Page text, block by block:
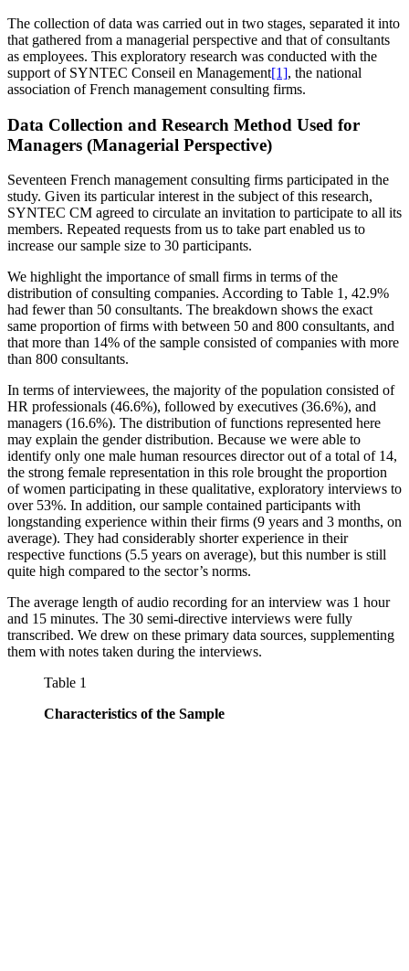
The collection of data was carried out in two stages, separated it into
that gathered from a managerial perspective and that of consultants
as employees. This exploratory research was conducted with the
support of SYNTEC Conseil en Management[1], the national
association of French management consulting firms.
Data Collection and Research Method Used for
Managers (Managerial Perspective)
Seventeen French management consulting firms participated in the
study. Given its particular interest in the subject of this research,
SYNTEC CM agreed to circulate an invitation to participate to all its
members. Repeated requests from us to take part enabled us to
increase our sample size to 30 participants.
We highlight the importance of small firms in terms of the
distribution of consulting companies. According to Table 1, 42.9%
had fewer than 50 consultants. The breakdown shows the exact
same proportion of firms with between 50 and 800 consultants, and
that more than 14% of the sample consisted of companies with more
than 800 consultants.
In terms of interviewees, the majority of the population consisted of
HR professionals (46.6%), followed by executives (36.6%), and
managers (16.6%). The distribution of functions represented here
may explain the gender distribution. Because we were able to
identify only one male human resources director out of a total of 14,
the strong female representation in this role brought the proportion
of women participating in these qualitative, exploratory interviews to
over 53%. In addition, our sample contained participants with
longstanding experience within their firms (9 years and 3 months, on
average). They had considerably shorter experience in their
respective functions (5.5 years on average), but this number is still
quite high compared to the sector’s norms.
The average length of audio recording for an interview was 1 hour
and 15 minutes. The 30 semi-directive interviews were fully
transcribed. We drew on these primary data sources, supplementing
them with notes taken during the interviews.
Table 1
Characteristics of the Sample